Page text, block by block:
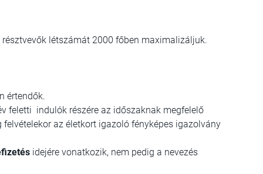
létszámát 2000 főben maximalizáljuk.
értendők.
feletti indulók részére az időszaknak megfelelő
az életkort igazoló fényképes igazolvány
idejére vonatkozik, nem pedig a nevezés